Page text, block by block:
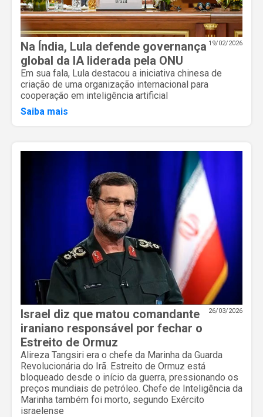
19/02/2026
Na Índia, Lula defende governança
global da IA liderada pela ONU
Em sua fala, Lula destacou a iniciativa chinesa de
criação de uma organização internacional para
cooperação em inteligência artificial
Saiba mais
26/03/2026
Israel diz que matou comandante
iraniano responsável por fechar o
Estreito de Ormuz
Alireza Tangsiri era o chefe da Marinha da Guarda
Revolucionária do Irã. Estreito de Ormuz está
bloqueado desde o início da guerra, pressionando os
preços mundiais de petróleo. Chefe de Inteligência da
Marinha também foi morto, segundo Exército
israelense